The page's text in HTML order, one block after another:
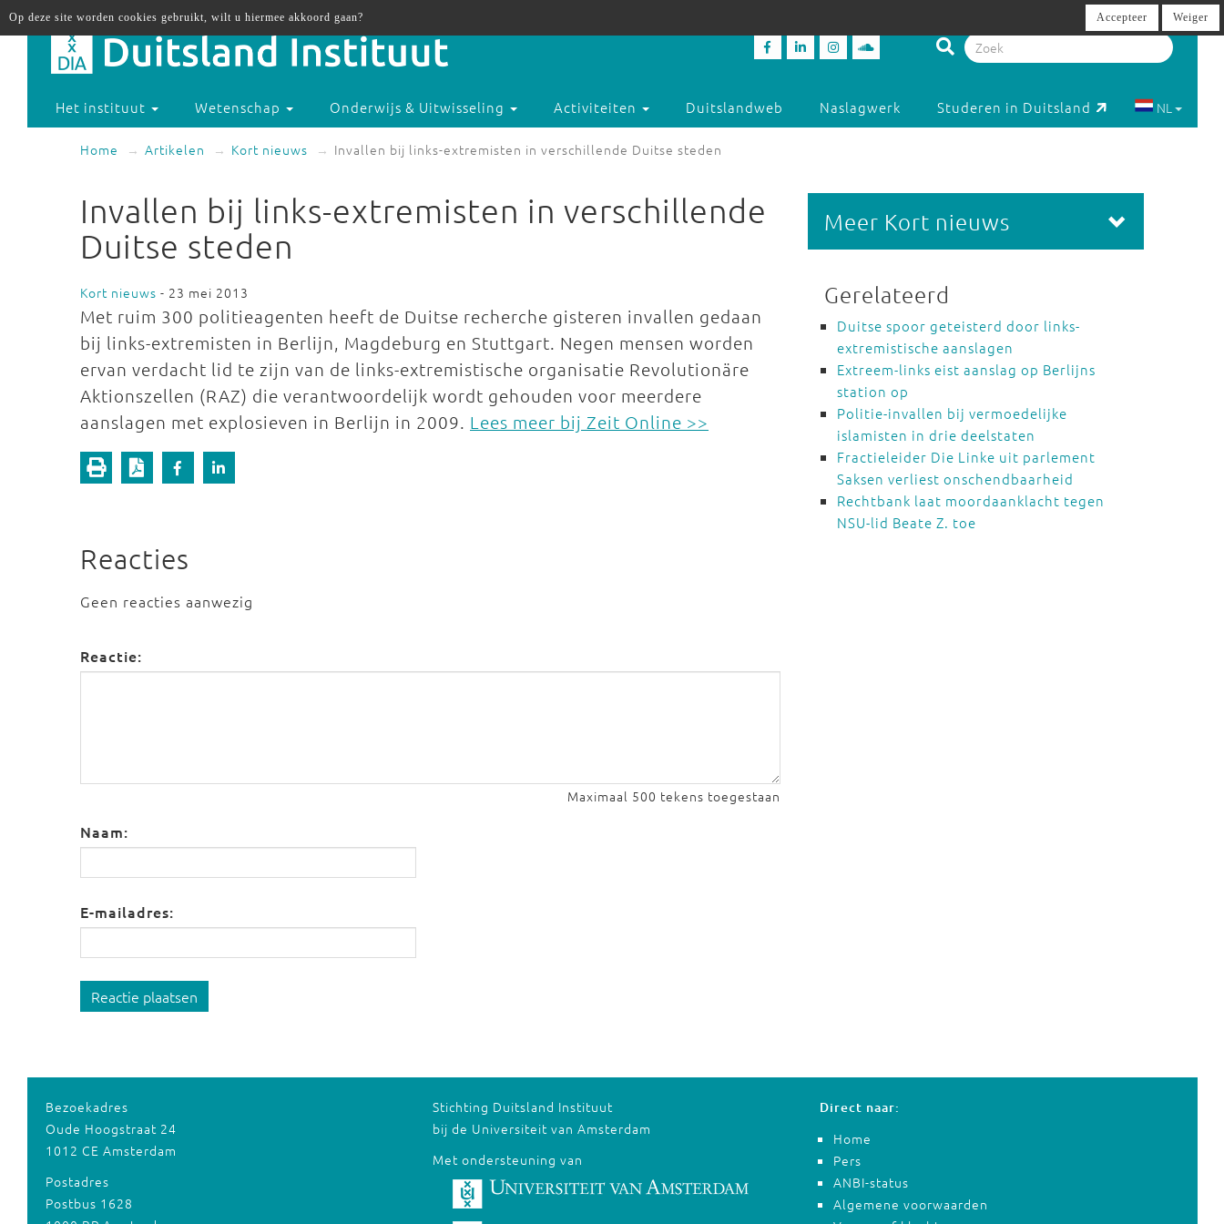
Het instituut Wetenschap Onderwijs & Uitwisseling Activiteiten Duitslandweb Naslagwerk Studeren in Duitsland NL
Home Artikelen Kort nieuws Invallen bij links-extremisten in verschillende Duitse steden
Invallen bij links-extremisten in verschillende
Duitse steden
Kort nieuws - 23 mei 2013
Met ruim 300 politieagenten heeft de Duitse recherche gisteren invallen gedaan
bij links-extremisten in Berlijn, Magdeburg en Stuttgart. Negen mensen worden
ervan verdacht lid te zijn van de links-extremistische organisatie Revolutionäre
Aktionszellen (RAZ) die verantwoordelijk wordt gehouden voor meerdere
aanslagen met explosieven in Berlijn in 2009. Lees meer bij Zeit Online >>
Reacties
Geen reacties aanwezig
Reactie:
Maximaal 500 tekens toegestaan
Naam:
E-mailadres:
Reactie plaatsen
Meer Kort nieuws
Gerelateerd
Duitse spoor geteisterd door links-
extremistische aanslagen
Extreem-links eist aanslag op Berlijns
station op
Politie-invallen bij vermoedelijke
islamisten in drie deelstaten
Fractieleider Die Linke uit parlement
Saksen verliest onschendbaarheid
Rechtbank laat moordaanklacht tegen
NSU-lid Beate Z. toe
Bezoekadres
Oude Hoogstraat 24
1012 CE Amsterdam
Postadres
Postbus 1628
Stichting Duitsland Instituut
bij de Universiteit van Amsterdam
Met ondersteuning van
Direct naar:
Home
Pers
ANBI-status
Algemene voorwaarden
Op deze site worden cookies gebruikt, wilt u hiermee akkoord gaan? Accepteer Weiger